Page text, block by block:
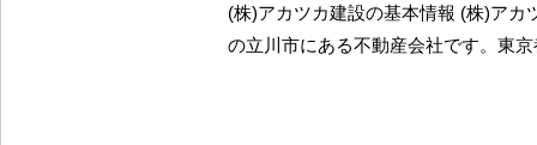
(株)アカツカ建設の基本情報 (株)アカ
の立川市にある不動産会社です。東